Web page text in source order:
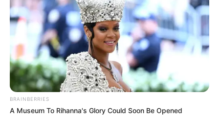
BRAINBERRIES
A Museum To Rihanna's Glory Could Soon Be Opened